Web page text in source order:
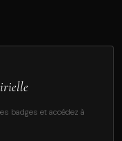
badges et accédez à